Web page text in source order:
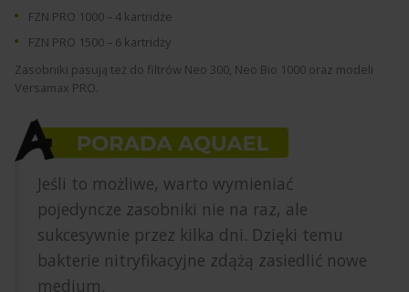
FZN PRO 1000 – 4 kartridże
FZN PRO 1500 – 6 kartridży
Zasobniki pasują też do filtrów Neo 300, Neo Bio 1000 oraz modeli
Versamax PRO.
Jeśli to możliwe, warto wymieniać
pojedyncze zasobniki nie na raz, ale
sukcesywnie przez kilka dni. Dzięki temu
bakterie nitryfikacyjne zdążą zasiedlić nowe
medium.